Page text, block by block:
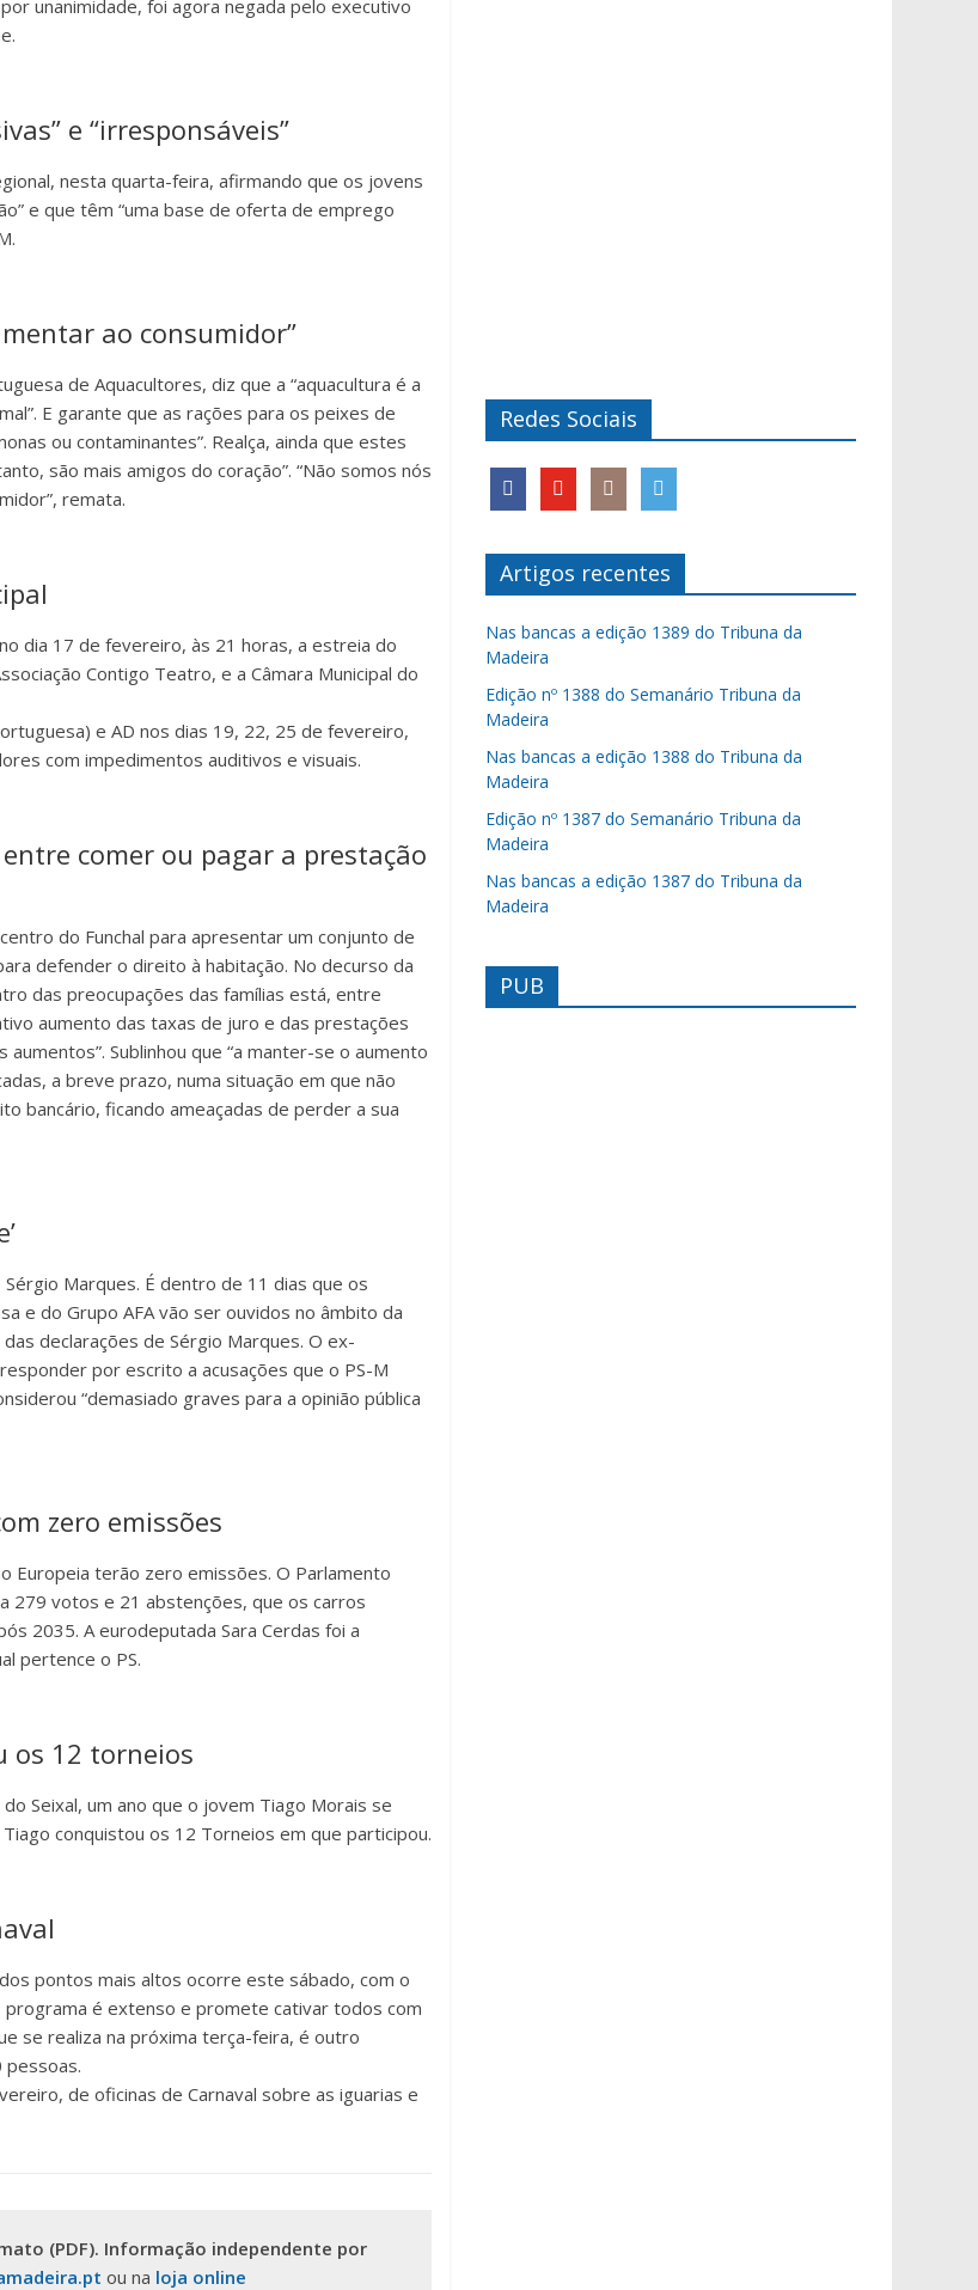
unanimidade, foi agora negada pelo executivo
e “irresponsáveis”
nesta quarta-feira, afirmando que os jovens
e que têm “uma base de oferta de emprego
ao consumidor”
de Aquacultores, diz que a “aquacultura é a
E garante que as rações para os peixes de
ou contaminantes”. Realça, ainda que estes
são mais amigos do coração”. “Não somos nós
remata.
dia 17 de fevereiro, às 21 horas, a estreia do
Contigo Teatro, e a Câmara Municipal do
e AD nos dias 19, 22, 25 de fevereiro,
com impedimentos auditivos e visuais.
comer ou pagar a prestação
do Funchal para apresentar um conjunto de
defender o direito à habitação. No decurso da
das preocupações das famílias está, entre
aumento das taxas de juro e das prestações
Sublinhou que “a manter-se o aumento
a breve prazo, numa situação em que não
bancário, ficando ameaçadas de perder a sua
Marques. É dentro de 11 dias que os
e do Grupo AFA vão ser ouvidos no âmbito da
declarações de Sérgio Marques. O ex-
por escrito a acusações que o PS-M
“demasiado graves para a opinião pública
zero emissões
Europeia terão zero emissões. O Parlamento
279 votos e 21 abstenções, que os carros
2035. A eurodeputada Sara Cerdas foi a
pertence o PS.
os 12 torneios
Seixal, um ano que o jovem Tiago Morais se
conquistou os 12 Torneios em que participou.
pontos mais altos ocorre este sábado, com o
programa é extenso e promete cativar todos com
se realiza na próxima terça-feira, é outro
de oficinas de Carnaval sobre as iguarias e
(PDF). Informação independente por
ou na loja online
Redes Sociais
Artigos recentes
Nas bancas a edição 1389 do Tribuna da
Madeira
Edição nº 1388 do Semanário Tribuna da
Madeira
Nas bancas a edição 1388 do Tribuna da
Madeira
Edição nº 1387 do Semanário Tribuna da
Madeira
Nas bancas a edição 1387 do Tribuna da
Madeira
PUB